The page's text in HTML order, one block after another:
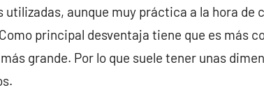
utilizadas, aunque muy práctica a la hora de
principal desventaja tiene que es más
grande. Por lo que suele tener unas